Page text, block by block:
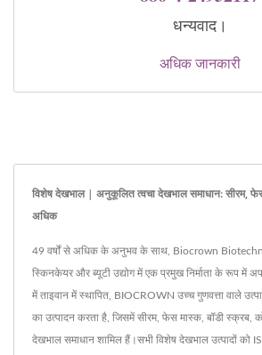
धन्यवाद।
अधिक जानकारी
विशेष देखभाल | अनुकूलित त्वचा देखभाल समाधान: सीरम,
अधिक
49 वर्षों से अधिक के अनुभव के साथ, Biocrown
स्किनकेयर और ब्यूटी उद्योग में एक प्रमुख निर्माता के रूप में
में ताइवान में स्थापित, BIOCROWN उच्च गुणवत्ता वाले
का उत्पादन करता है, जिसमें सीरम, फेस मास्क, बॉडी
देखभाल समाधान शामिल हैं।सभी विशेष देखभाल उत्पादों को